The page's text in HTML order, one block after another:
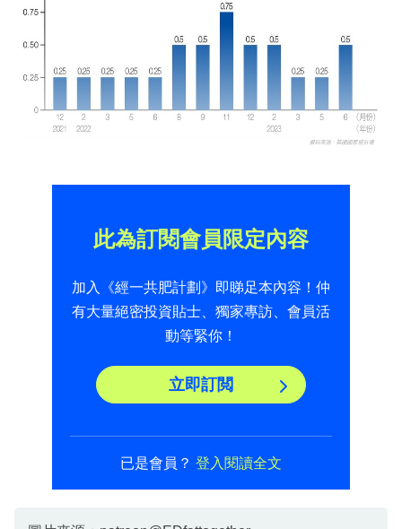
此為訂閱會員限定內容
加入《經一共肥計劃》即睇足本內容！仲
有大量絕密投資貼士、獨家專訪、會員活
動等緊你！
立即訂閲
已是會員？ 登入閱讀全文